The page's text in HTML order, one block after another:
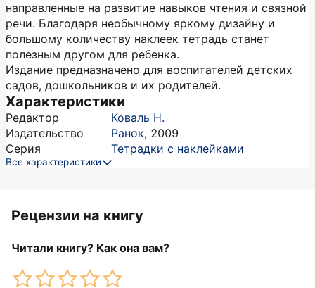
направленные на развитие навыков чтения и связной
речи. Благодаря необычному яркому дизайну и
большому количеству наклеек тетрадь станет
полезным другом для ребенка.
Издание предназначено для воспитателей детских
садов, дошкольников и их родителей.
Характеристики
Редактор
Коваль Н.
Издательство
Ранок, 2009
Серия
Тетрадки с наклейками
Все характеристики
Рецензии на книгу
Читали книгу? Как она вам?